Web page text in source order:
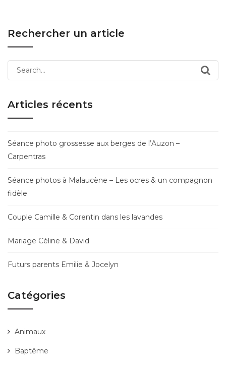
Rechercher un article
Search
for:
Articles récents
Séance photo grossesse aux berges de l’Auzon –
Carpentras
Séance photos à Malaucène – Les ocres & un compagnon
fidèle
Couple Camille & Corentin dans les lavandes
Mariage Céline & David
Futurs parents Emilie & Jocelyn
Catégories
Animaux
Baptême